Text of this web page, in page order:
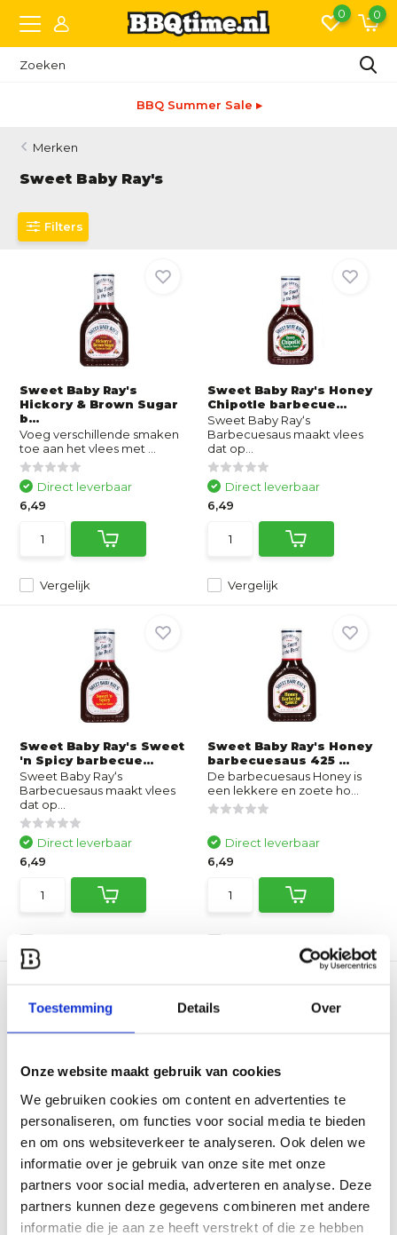
Toestemming Details Over
Onze website maakt gebruik van cookies
We gebruiken cookies om content en advertenties te
personaliseren, om functies voor social media te bieden
en om ons websiteverkeer te analyseren. Ook delen we
informatie over je gebruik van onze site met onze
partners voor social media, adverteren en analyse. Deze
partners kunnen deze gegevens combineren met andere
informatie die je aan ze heeft verstrekt of die ze hebben
0 0
Snelle levering
Merken
Sweet Baby Ray's
Filters
Sweet Baby Ray's
Hickory & Brown Sugar
b...
Voeg verschillende smaken
toe aan het vlees met ...
Vergelijk
Direct leverbaar
6,49
Sweet Baby Ray's Honey
Chipotle barbecue...
Sweet Baby Ray‘s
Barbecuesaus maakt vlees
dat op...
Vergelijk
Direct leverbaar
6,49
Sweet Baby Ray's Sweet
'n Spicy barbecue...
Sweet Baby Ray‘s
Barbecuesaus maakt vlees
dat op...
Direct leverbaar
6,49
Sweet Baby Ray's Honey
barbecuesaus 425 ...
De barbecuesaus Honey is
een lekkere en zoete ho...
Direct leverbaar
6,49
Sweet Baby Ray's
Original barbecuesaus
4...
De Original barbecuesaus
van Sweet Baby Ray's is...
Direct leverbaar
6,49